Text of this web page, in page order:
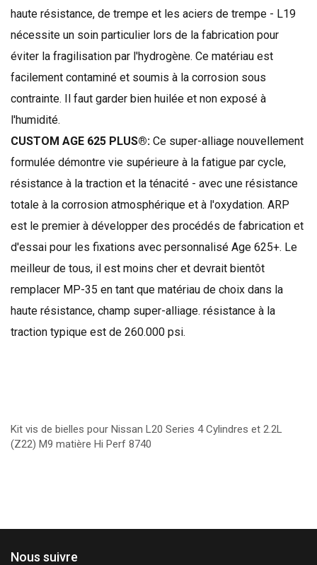
haute résistance, de trempe et les aciers de trempe - L19
nécessite un soin particulier lors de la fabrication pour
éviter la fragilisation par l'hydrogène. Ce matériau est
facilement contaminé et soumis à la corrosion sous
contrainte. Il faut garder bien huilée et non exposé à
l'humidité.
CUSTOM AGE 625 PLUS®: Ce super-alliage nouvellement
formulée démontre vie supérieure à la fatigue par cycle,
résistance à la traction et la ténacité - avec une résistance
totale à la corrosion atmosphérique et à l'oxydation. ARP
est le premier à développer des procédés de fabrication et
d'essai pour les fixations avec personnalisé Age 625+. Le
meilleur de tous, il est moins cher et devrait bientôt
remplacer MP-35 en tant que matériau de choix dans la
haute résistance, champ super-alliage. résistance à la
traction typique est de 260.000 psi.
Kit vis de bielles pour Nissan L20 Series 4 Cylindres et 2.2L
(Z22) M9 matière Hi Perf 8740
Nous suivre